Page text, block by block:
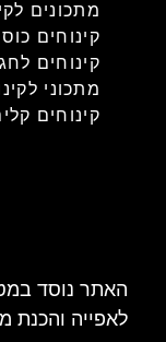
מתכונים
קינוחים
קינוחים לחג
מתכוני
קינוחים
האתר נוסד
לאפייה והכנת